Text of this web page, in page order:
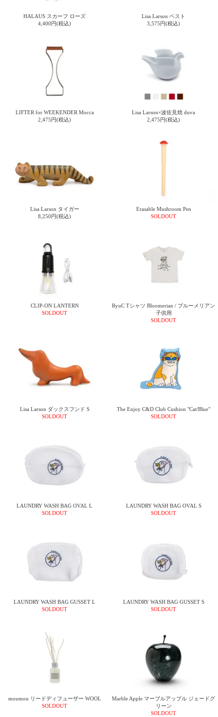
HALAUS スカーフ ローズ
4,400円(税込)
Lisa Larson ベスト
3,575円(税込)
LIFTER for WEEKENDER Mocca
2,475円(税込)
Lisa Larson×波佐見焼 duva
2,475円(税込)
Lisa Larson タイガー
8,250円(税込)
Erasable Mushroom Pen
SOLDOUT
CLIP-ON LANTERN
SOLDOUT
RyuC Tシャツ Bloomerian / ブルーメリアン
子供用
SOLDOUT
Lisa Larson ダックスフンド S
SOLDOUT
The Enjoy C&D Club Cushion "Cat/Blue"
SOLDOUT
LAUNDRY WASH BAG OVAL L
SOLDOUT
LAUNDRY WASH BAG OVAL S
SOLDOUT
LAUNDRY WASH BAG GUSSET L
SOLDOUT
LAUNDRY WASH BAG GUSSET S
SOLDOUT
moumou リードディフューザー WOOL
SOLDOUT
Marble Apple マーブルアップル ジェードグ
リーン
SOLDOUT